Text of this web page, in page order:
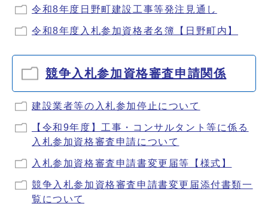
令和8年度日野町建設工事等発注見通し
令和8年度入札参加資格者名簿【日野町内】
競争入札参加資格審査申請関係
建設業者等の入札参加停止について
【令和9年度】工事・コンサルタント等に係る
入札参加資格審査申請について
入札参加資格審査申請書変更届等【様式】
競争入札参加資格審査申請書変更届添付書類一
覧について